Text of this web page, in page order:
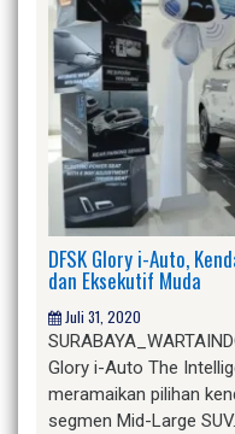
DFSK Glory i-Auto,
dan Eksekutif Muda
Juli 31, 2020
Glory i-Auto The
meramaikan pilihan
segmen Mid-Large